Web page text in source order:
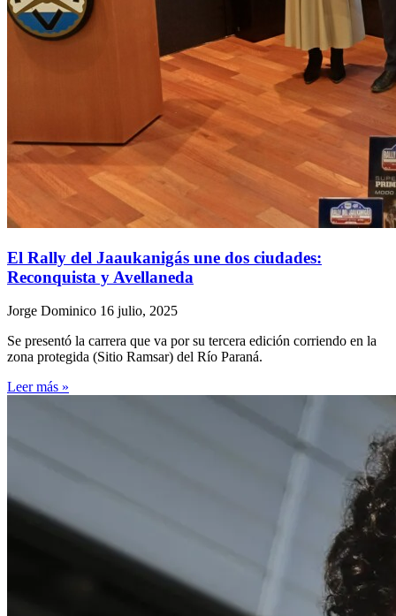
El Rally del Jaaukanigás une dos ciudades:
Reconquista y Avellaneda
Jorge Dominico 16 julio, 2025
Se presentó la carrera que va por su tercera edición corriendo en la
zona protegida (Sitio Ramsar) del Río Paraná.
Leer más »